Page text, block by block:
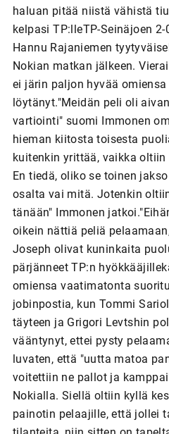
haluan pitää niistä vähistä
kelpasi TP:lleTP-Seinäjoen
Hannu Rajaniemen
Nokian matkan jälkeen.
ei järin paljon hyvää
löytänyt."Meidän peli oli
vartiointi" suomi Immonen
hieman kiitosta toisesta
kuitenkin yrittää, vaikka
En tiedä, oliko se toinen
osalta vai mitä. Jotenkin
tänään" Immonen
oikein nättiä peliä
Joseph olivat kuninkaita
pärjänneet TP:n
omiensa vaatimatonta
jobinpostia, kun Tommi
täyteen ja Grigori Levtshin
vääntynyt, ettei pysty
luvaten, että "uutta matoa
voitettiin ne pallot ja
Nokialla. Siellä oltiin kyllä
painotin pelaajille, että jollei